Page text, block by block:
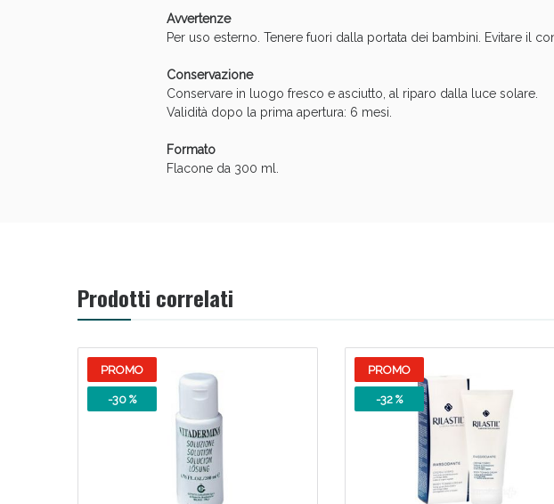
Avvertenze
Per uso esterno. Tenere fuori dalla portata dei bambini. Evitare il
Conservazione
Conservare in luogo fresco e asciutto, al riparo dalla luce solare.
Validità dopo la prima apertura: 6 mesi.
Formato
Flacone da 300 ml.
Prodotti correlati
PROMO
-30 %
PROMO
-32 %